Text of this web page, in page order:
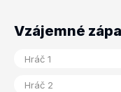
Vzájemné